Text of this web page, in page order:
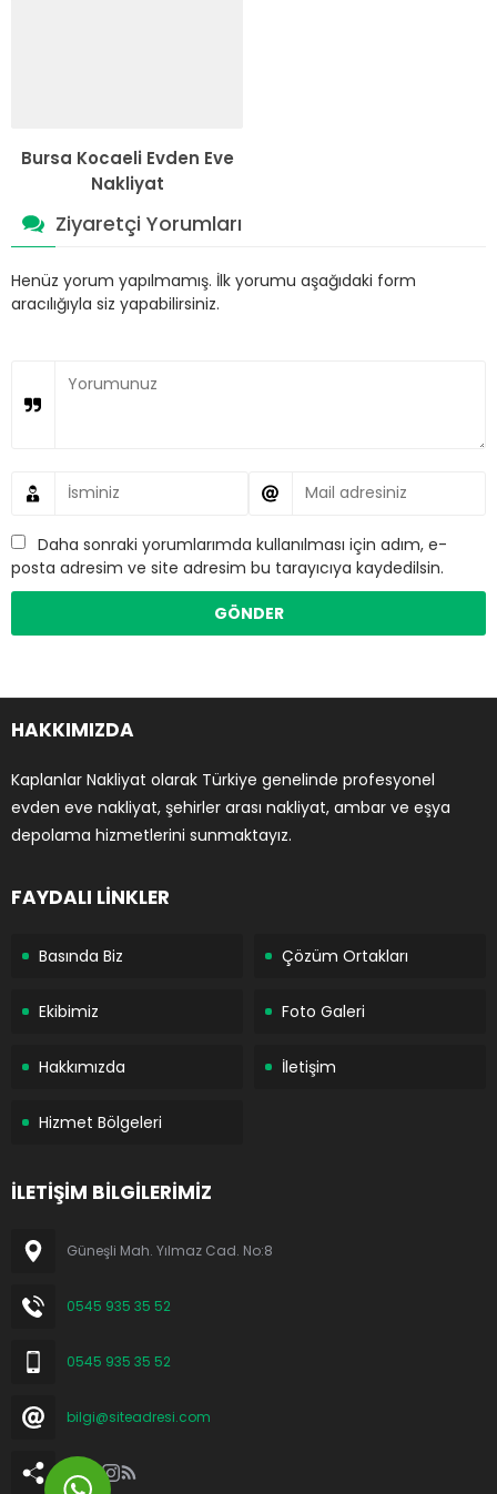
Bursa Kocaeli Evden Eve
Nakliyat
Ziyaretçi Yorumları
Henüz yorum yapılmamış. İlk yorumu aşağıdaki form
aracılığıyla siz yapabilirsiniz.
Daha sonraki yorumlarımda kullanılması için adım, e-
posta adresim ve site adresim bu tarayıcıya kaydedilsin.
HAKKIMIZDA
Kaplanlar Nakliyat olarak Türkiye genelinde profesyonel
evden eve nakliyat, şehirler arası nakliyat, ambar ve eşya
depolama hizmetlerini sunmaktayız.
FAYDALI LİNKLER
Basında Biz Çözüm Ortakları
Ekibimiz Foto Galeri
Hakkımızda İletişim
Hizmet Bölgeleri
İLETİŞİM BİLGİLERİMİZ
Güneşli Mah. Yılmaz Cad. No:8
0545 935 35 52
0545 935 35 52
bilgi@siteadresi.com